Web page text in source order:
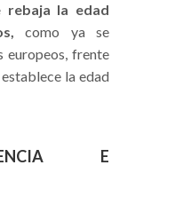
rebaja la edad
como ya se
europeos, frente
la edad
E